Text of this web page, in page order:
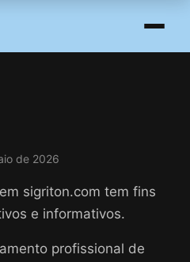
de 2026
sigriton.com tem fins
e informativos.
profissional de